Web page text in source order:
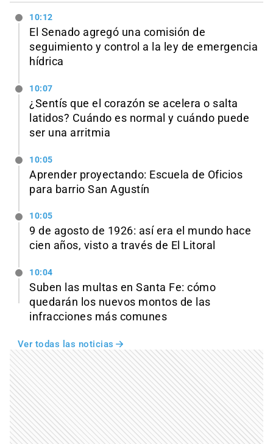
10:12
El Senado agregó una comisión de
seguimiento y control a la ley de emergencia
hídrica
10:07
¿Sentís que el corazón se acelera o salta
latidos? Cuándo es normal y cuándo puede
ser una arritmia
10:05
Aprender proyectando: Escuela de Oficios
para barrio San Agustín
10:05
9 de agosto de 1926: así era el mundo hace
cien años, visto a través de El Litoral
10:04
Suben las multas en Santa Fe: cómo
quedarán los nuevos montos de las
infracciones más comunes
Ver todas las noticias